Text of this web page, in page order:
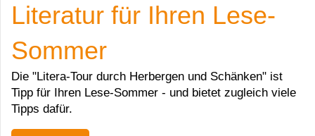
Literatur für Ihren Lese-
Sommer
Die "Litera-Tour durch Herbergen und Schänken" ist
Tipp für Ihren Lese-Sommer - und bietet zugleich viele
Tipps dafür.